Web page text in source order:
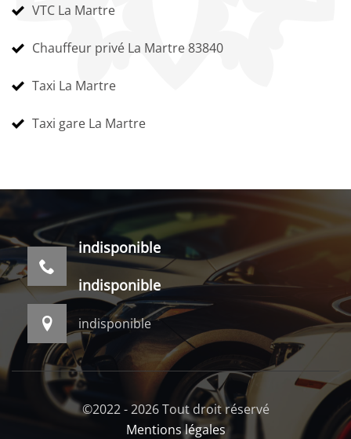
VTC La Martre
Chauffeur privé La Martre 83840
Taxi La Martre
Taxi gare La Martre
indisponible
indisponible
indisponible
©2022 - 2026 Tout droit réservé
Mentions légales